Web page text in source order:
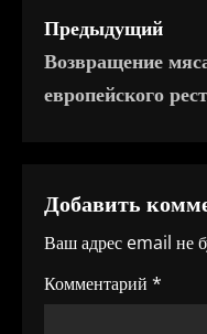
Н
а
г
а
ц
Предыдущий
Возвращение
европейского
Добавить
Ваш адрес email не
Комментарий *